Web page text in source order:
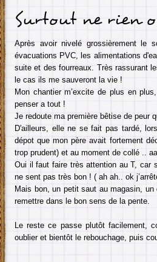
Surtout ne rien
Après avoir nivelé grossièrement le
évacuations PVC, les alimentations
suite et des fourreaux. Très rassurant
le cas ils me sauveront la vie !
Mon chantier m’excite de plus en
penser a tout !
Je redoute ma première bêtise de peur
D'ailleurs, elle ne se fait pas tardé,
dépot que mon père avait fortement
trop prudent) et au moment de collé ..
Oui il faut faire très attention au T, car
ne sent pas très bon ! ( ah ah.. ok
Mais bon, un petit saut au magasin,
remettre dans le bon sens de la pente.
Le reste ce passe plutôt facilement,
oublier et bientôt le rebouchage, puis